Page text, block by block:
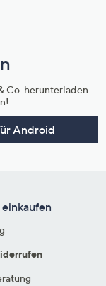
Co. herunterladen
Android